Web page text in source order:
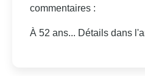
commentaires :
À 52 ans... Détails dans